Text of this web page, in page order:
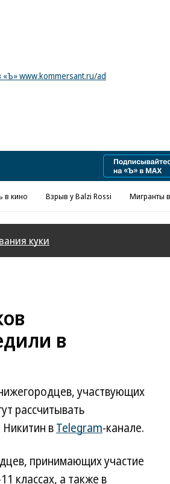
«Ъ» www.kommersant.ru/ad
в кино Взрыв у Balzi Rossi Мигранты
куки
в
участвующих
рассчитывать
вTelegram-канале.
принимающих участие
классах, а также в